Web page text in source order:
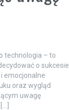
technologia – to
o sukcesie
emocjonalne
oraz wygląd
uwagę